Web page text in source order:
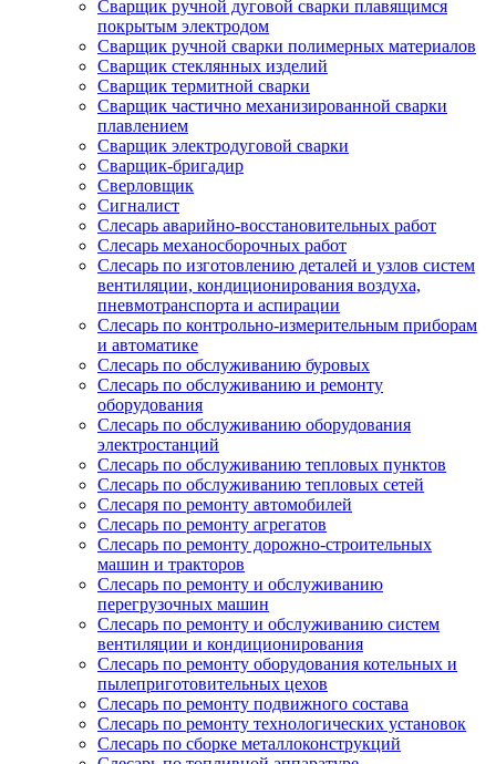
Сварщик ручной дуговой сварки плавящимся
покрытым электродом
Сварщик ручной сварки полимерных материалов
Сварщик стеклянных изделий
Сварщик термитной сварки
Сварщик частично механизированной сварки
плавлением
Сварщик электродуговой сварки
Сварщик-бригадир
Сверловщик
Сигналист
Слесарь аварийно-восстановительных работ
Слесарь механосборочных работ
Слесарь по изготовлению деталей и узлов систем
вентиляции, кондиционирования воздуха,
пневмотранспорта и аспирации
Слесарь по контрольно-измерительным приборам
и автоматике
Слесарь по обслуживанию буровых
Слесарь по обслуживанию и ремонту
оборудования
Слесарь по обслуживанию оборудования
электростанций
Слесарь по обслуживанию тепловых пунктов
Слесарь по обслуживанию тепловых сетей
Слесаря по ремонту автомобилей
Слесарь по ремонту агрегатов
Слесарь по ремонту дорожно-строительных
машин и тракторов
Слесарь по ремонту и обслуживанию
перегрузочных машин
Слесарь по ремонту и обслуживанию систем
вентиляции и кондиционирования
Слесарь по ремонту оборудования котельных и
пылеприготовительных цехов
Слесарь по ремонту подвижного состава
Слесарь по ремонту технологических установок
Слесарь по сборке металлоконструкций